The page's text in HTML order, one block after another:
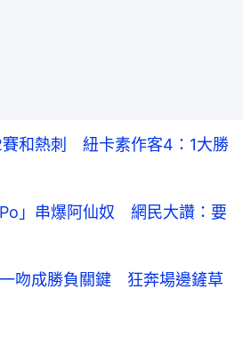
和熱刺 紐卡素作客4：1大勝
」串爆阿仙奴 網民大讚：要
吻成勝負關鍵 狂奔場邊鏟草